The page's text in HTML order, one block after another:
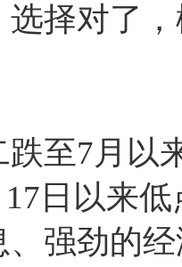
择对了
跌至7月以
日以来
、强劲的